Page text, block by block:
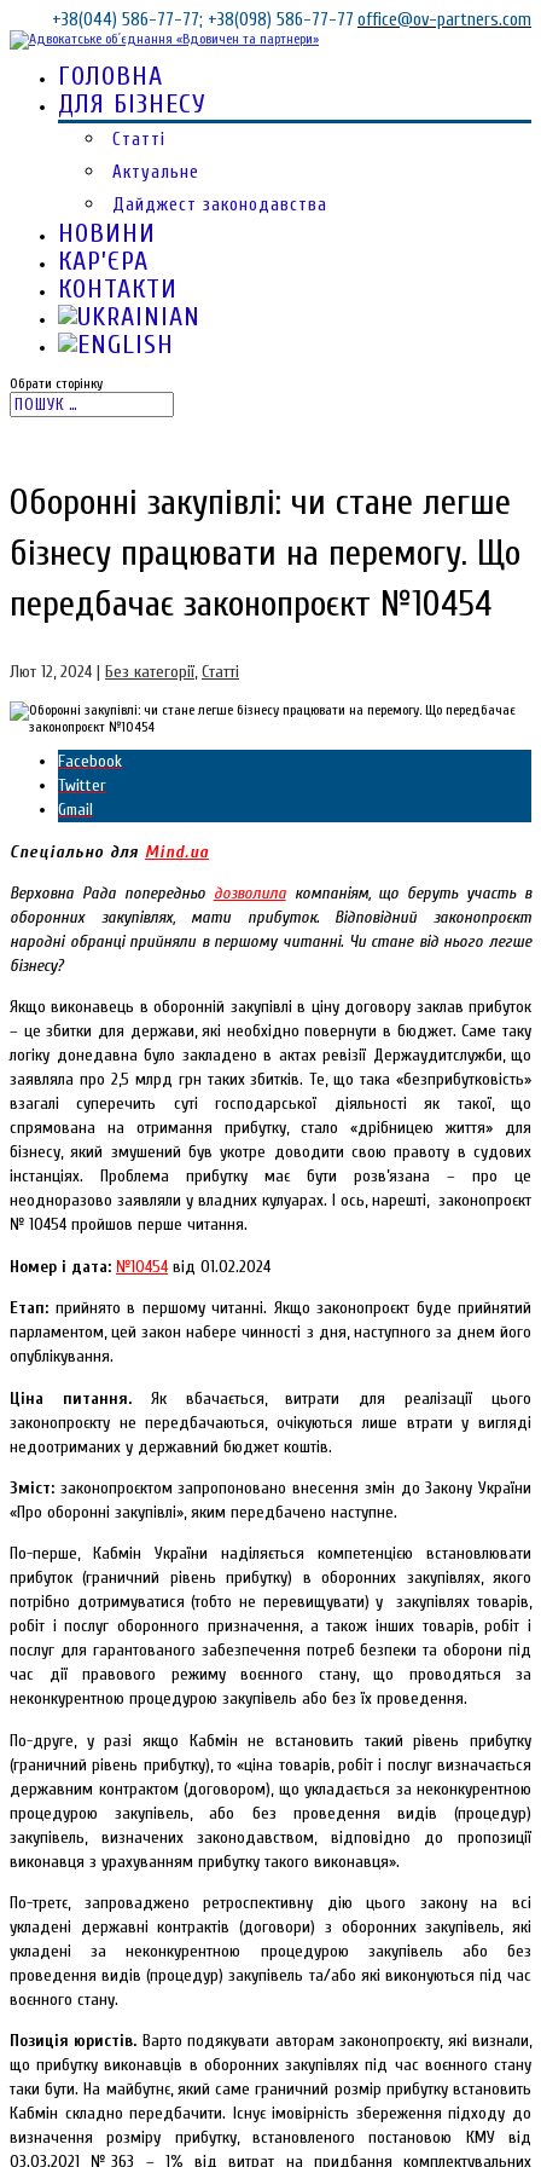
+38(044) 586-77-77; +38(098) 586-77-77 office@ov-partners.com
ГОЛОВНА
ДЛЯ БІЗНЕСУ
Статті
Актуальне
Дайджест законодавства
НОВИНИ
КАР’ЄРА
КОНТАКТИ
Обрати сторінку
Оборонні закупівлі: чи стане легше
бізнесу працювати на перемогу. Що
передбачає законопроєкт №10454
Лют 12, 2024 | Без категорії,Статті
Facebook
Twitter
Gmail
Спеціально для Mind.ua
Верховна Рада попередньо дозволилакомпаніям, що беруть участь в
оборонних закупівлях, мати прибуток. Відповідний законопроєкт
народні обранці прийняли в першому читанні. Чи стане від нього легше
бізнесу?
Якщо виконавець в оборонній закупівлі в ціну договору заклав прибуток
– це збитки для держави, які необхідно повернути в бюджет. Саме таку
логіку донедавна було закладено в актах ревізії Держаудитслужби, що
заявляла про 2,5 млрд грн таких збитків. Те, що така «безприбутковість»
взагалі суперечить суті господарської діяльності як такої, що
спрямована на отримання прибутку, стало «дрібницею життя» для
бізнесу, який змушений був укотре доводити свою правоту в судових
інстанціях. Проблема прибутку має бути розв’язана – про це
неодноразово заявляли у владних кулуарах. І ось, нарешті, законопроєкт
№ 10454 пройшов перше читання.
Номер і дата: №10454 від 01.02.2024
Етап: прийнято в першому читанні. Якщо законопроєкт буде прийнятий
парламентом, цей закон набере чинності з дня, наступного за днем його
опублікування.
Ціна питання.Як вбачається, витрати для реалізації цього
законопроєкту не передбачаються, очікуються лише втрати у вигляді
недоотриманих у державний бюджет коштів.
Зміст: законопроєктом запропоновано внесення змін до Закону України
«Про оборонні закупівлі», яким передбачено наступне.
По-перше, Кабмін України наділяється компетенцією встановлювати
прибуток (граничний рівень прибутку) в оборонних закупівлях, якого
потрібно дотримуватися (тобто не перевищувати) у закупівлях товарів,
робіт і послуг оборонного призначення, а також інших товарів, робіт і
послуг для гарантованого забезпечення потреб безпеки та оборони під
час дії правового режиму воєнного стану, що проводяться за
неконкурентною процедурою закупівель або без їх проведення.
По-друге, у разі якщо Кабмін не встановить такий рівень прибутку
(граничний рівень прибутку), то «ціна товарів, робіт і послуг визначається
державним контрактом (договором), що укладається за неконкурентною
процедурою закупівель, або без проведення видів (процедур)
закупівель, визначених законодавством, відповідно до пропозиції
виконавця з урахуванням прибутку такого виконавця».
По-третє, запроваджено ретроспективну дію цього закону на всі
укладені державні контрактів (договори) з оборонних закупівель, які
укладені за неконкурентною процедурою закупівель або без
проведення видів (процедур) закупівель та/або які виконуються під час
воєнного стану.
Позиція юристів. Варто подякувати авторам законопроєкту, які визнали,
що прибутку виконавців в оборонних закупівлях під час воєнного стану
таки бути. На майбутнє, який саме граничний розмір прибутку встановить
Кабмін складно передбачити. Існує імовірність збереження підходу до
визначення розміру прибутку, встановленого постановою КМУ від
03.03.2021 №363 – 1% від витрат на придбання комплектувальних